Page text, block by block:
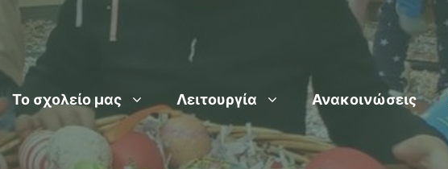
Το σχολείο μας Λειτουργία Ανακοινώσεις